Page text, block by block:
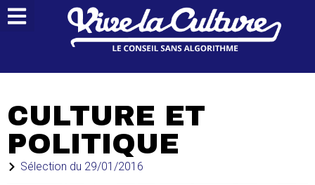
CULTURE ET
POLITIQUE
Sélection du 29/01/2016